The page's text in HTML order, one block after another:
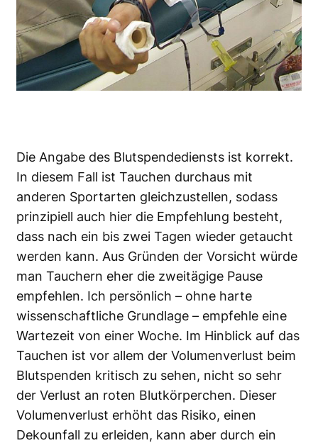
Die Angabe des Blutspendediensts ist korrekt.
In diesem Fall ist Tauchen durchaus mit
anderen Sport­arten gleichzustellen, sodass
prin­zipiell auch hier die Empfehlung besteht,
dass nach ein bis zwei Tagen wieder getaucht
werden kann. Aus Gründen der Vorsicht würde
man Tauchern eher die zweitägige Pause
empfehlen. Ich persönlich – ohne harte
wissenschaftliche Grundlage – empfehle eine
Wartezeit von einer Woche. Im Hinblick auf das
Tauchen ist vor allem der Volumenverlust beim
Blutspenden kritisch zu sehen, nicht so sehr
der Verlust an roten Blutkörperchen. Dieser
Volumenverlust erhöht das Risiko, einen
Dekounfall zu erleiden, kann aber durch ein